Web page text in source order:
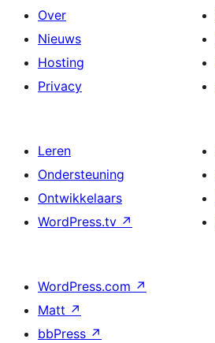
Over
Nieuws
Hosting
Privacy
Leren
Ondersteuning
Ontwikkelaars
WordPress.tv ↗
WordPress.com ↗
Matt ↗
bbPress ↗